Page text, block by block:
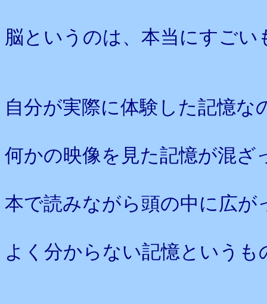
脳というのは、本当にすごい
自分が実際に体験した記憶な
何かの映像を見た記憶が混ざ
本で読みながら頭の中に広が
よく分からない記憶というも